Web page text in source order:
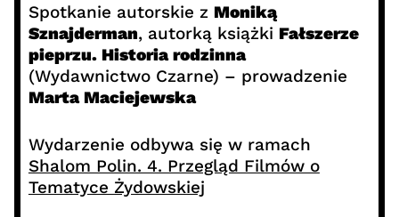
Spotkanie autorskie z Moniką
Sznajderman, autorką książki Fałszerze
pieprzu. Historia rodzinna
(Wydawnictwo Czarne) – prowadzenie
Marta Maciejewska
Wydarzenie odbywa się w ramach
Shalom Polin. 4. Przegląd Filmów o
Tematyce Żydowskiej